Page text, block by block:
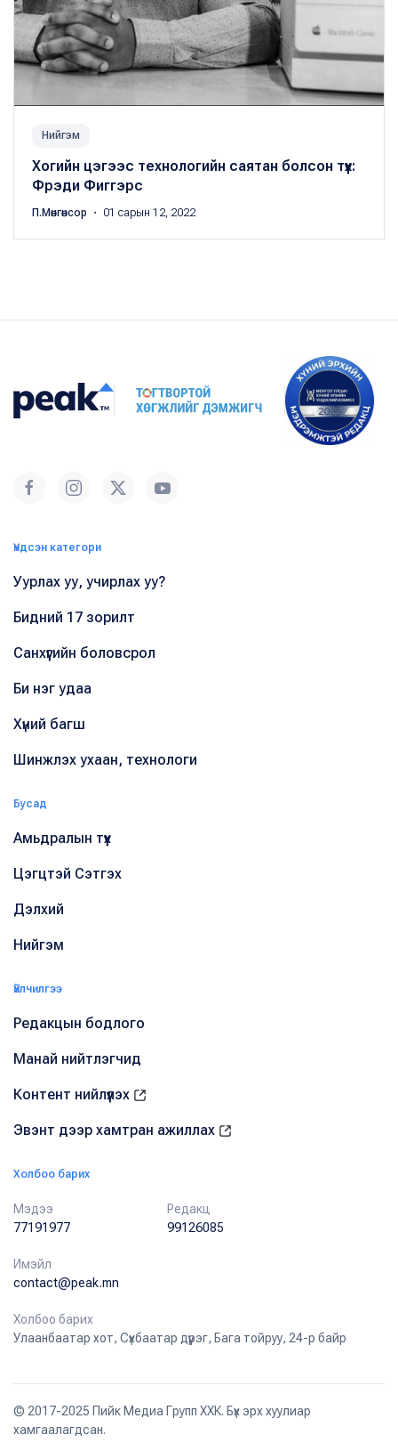
Нийгэм
Хогийн цэгээс технологийн саятан болсон түүх:
Фрэди Фиггэрс
П.Мөнгөнсор ・ 01 сарын 12, 2022
Үндсэн категори
Уурлах уу, учирлах уу?
Бидний 17 зорилт
Санхүүгийн боловсрол
Би нэг удаа
Хүний багш
Шинжлэх ухаан, технологи
Бусад
Амьдралын түүх
Цэгцтэй Сэтгэх
Дэлхий
Нийгэм
Үйлчилгээ
Редакцын бодлого
Манай нийтлэгчид
Контент нийлүүлэх
Эвэнт дээр хамтран ажиллах
Холбоо барих
Мэдээ
77191977
Редакц
99126085
Имэйл
contact@peak.mn
Холбоо барих
Улаанбаатар хот, Сүхбаатар дүүрэг, Бага тойруу, 24-р байр
© 2017-2025 Пийк Медиа Групп ХХК. Бүх эрх хуулиар
хамгаалагдсан.